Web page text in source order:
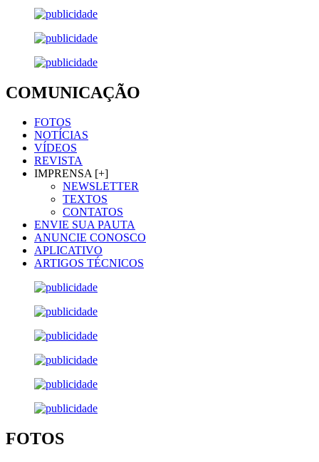
COMUNICAÇÃO
FOTOS
NOTÍCIAS
VÍDEOS
REVISTA
IMPRENSA [+]
NEWSLETTER
TEXTOS
CONTATOS
ENVIE SUA PAUTA
ANUNCIE CONOSCO
APLICATIVO
ARTIGOS TÉCNICOS
FOTOS